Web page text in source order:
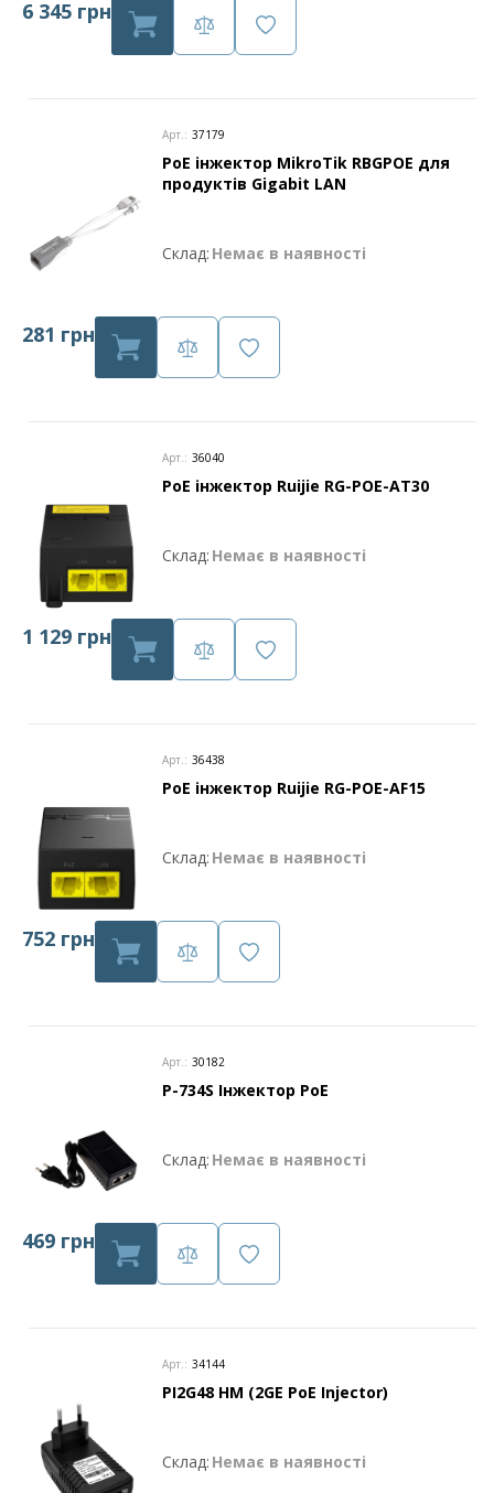
6 345 грн
Арт.: 37179
PoE інжектор MikroTik RBGPOE для
продуктів Gigabit LAN
Склад: Немає в наявності
281 грн
Арт.: 36040
PoE інжектор Ruijie RG-POE-AT30
Склад: Немає в наявності
1 129 грн
Арт.: 36438
PoE інжектор Ruijie RG-POE-AF15
Склад: Немає в наявності
752 грн
Арт.: 30182
P-734S Інжектор PoE
Склад: Немає в наявності
469 грн
Арт.: 34144
PI2G48 HM (2GE PoE Injector)
Склад: Немає в наявності